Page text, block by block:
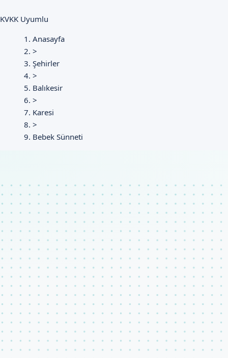
KVKK Uyumlu
Anasayfa
>
Şehirler
>
Balıkesir
>
Karesi
>
Bebek Sünneti